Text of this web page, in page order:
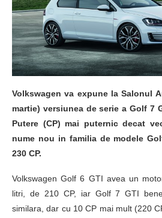
Volkswagen va expune la Salonul
martie) versiunea de serie a Golf 7
Putere (CP) mai puternic decat
nume nou in familia de modele
230 CP.
Volkswagen Golf 6 GTI avea un
litri, de 210 CP, iar Golf 7 GTI
similara, dar cu 10 CP mai mult (220